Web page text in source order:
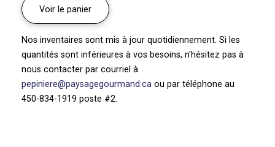
Achillea
millefolium
Voir le panier
Nos inventaires sont mis à jour quotidiennement. Si les
quantités sont inférieures à vos besoins, n'hésitez pas à
nous contacter par courriel à
pepiniere@paysagegourmand.ca ou par téléphone au
450-834-1919 poste #2.